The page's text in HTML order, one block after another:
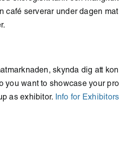
café serverar under dagen
skynda dig att
you want to showcase your
as exhibitor. Info for Exhibitors